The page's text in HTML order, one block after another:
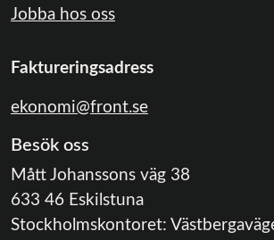
Jobba hos oss
Faktureringsadress
ekonomi@front.se
Besök oss
Mått Johanssons väg 38
633 46 Eskilstuna
Stockholmskontoret: